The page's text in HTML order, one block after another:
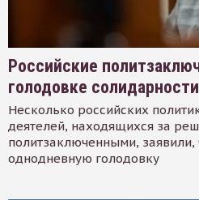
Российские
голодовке
Несколько российских
деятелей, находящихся за
политзаключенными, заявили,
однодневную голодовку